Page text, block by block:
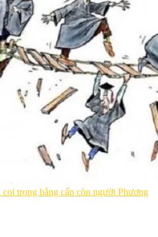
trọng bằng cấp còn người Phương